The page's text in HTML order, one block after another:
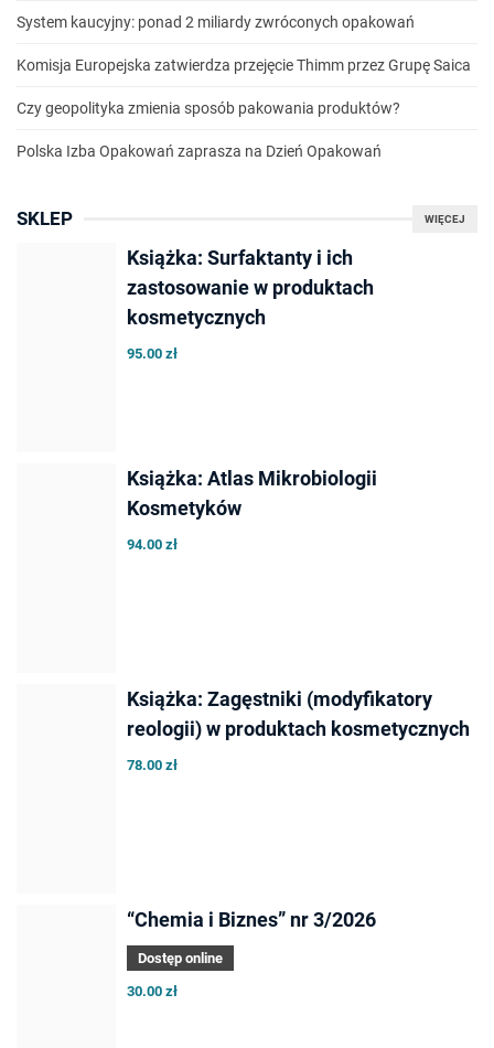
System kaucyjny: ponad 2 miliardy zwróconych opakowań
Komisja Europejska zatwierdza przejęcie Thimm przez Grupę Saica
Czy geopolityka zmienia sposób pakowania produktów?
Polska Izba Opakowań zaprasza na Dzień Opakowań
WIĘCEJ
SKLEP
Książka: Surfaktanty i ich
zastosowanie w produktach
kosmetycznych
95.00 zł
Książka: Atlas Mikrobiologii
Kosmetyków
94.00 zł
Książka: Zagęstniki (modyfikatory
reologii) w produktach kosmetycznych
78.00 zł
“Chemia i Biznes” nr 3/2026
Dostęp online
30.00 zł